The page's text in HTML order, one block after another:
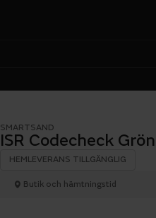
SMARTSAND
ISR Codecheck
HEMLEVERANS TILLGÄNGLIG
Butik och hämtningstid